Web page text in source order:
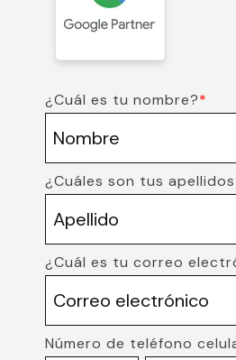
¿Cuál es tu nombre?*
¿Cuáles son tus
¿Cuál es tu correo
Número de teléfono